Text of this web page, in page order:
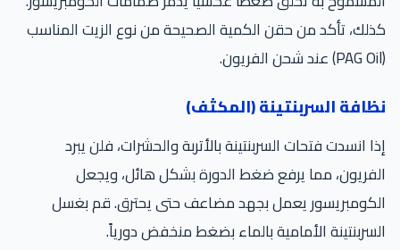
كذلك، تأكد من حقن الكمية الصحيحة من نوع الزيت المناسب
(PAG Oil) عند شحن الفريون.
نظافة السربنتينة (المكثف)
إذا انسدت فتحات السربنتينة بالأتربة والحشرات، فلن يبرد
الفريون، مما يرفع ضغط الدورة بشكل هائل، ويجعل
الكومبريسور يعمل بجهد مضاعف حتى يحترق. قم بغسل
السربنتينة الأمامية بالماء بضغط منخفض دورياً.